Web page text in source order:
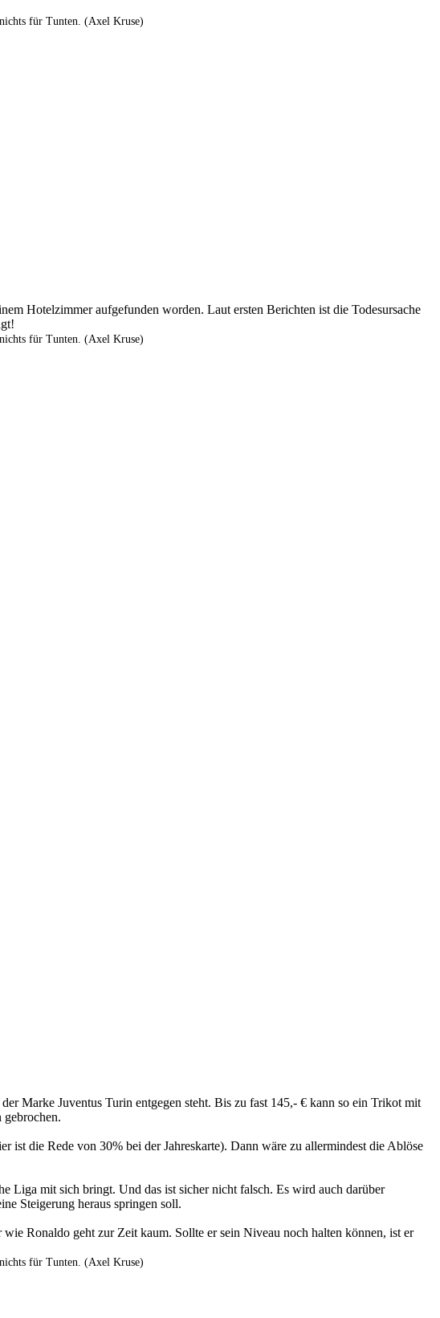
für Tunten. (Axel Kruse)
Hotelzimmer aufgefunden worden. Laut ersten Berichten ist die Todesursache
für Tunten. (Axel Kruse)
Marke Juventus Turin entgegen steht. Bis zu fast 145,- € kann so ein Trikot mit
gebrochen.
die Rede von 30% bei der Jahreskarte). Dann wäre zu allermindest die Ablöse
Liga mit sich bringt. Und das ist sicher nicht falsch. Es wird auch darüber
Steigerung heraus springen soll.
Ronaldo geht zur Zeit kaum. Sollte er sein Niveau noch halten können, ist er
für Tunten. (Axel Kruse)